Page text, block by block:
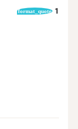
format_quote 1